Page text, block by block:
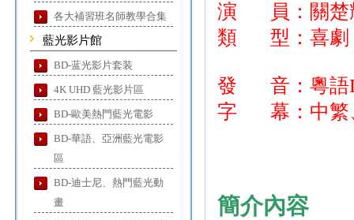
各大補習班名師教學合集
藍光影片館
BD-蓝光影片套装
4K UHD 藍光影片區
BD-歐美熱門藍光電影
BD-華語、亞洲藍光電影
區
BD-迪士尼、熱門藍光動
畫
演 員：關楚
類 型：喜劇
發 音：粵語
字 幕：中繁
簡介內容